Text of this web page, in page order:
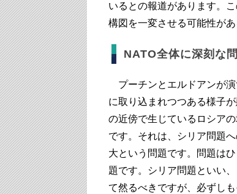
いるとの報道があります。
構図を一変させる可能性があ
NATO全体に深刻な
プーチンとエルドアンが演
に取り込まれつつある様子
の近傍で生じているロシア
です。それは、シリア問題
大という問題です。問題は
題です。シリア問題といい
て然るべきですが、必ずし